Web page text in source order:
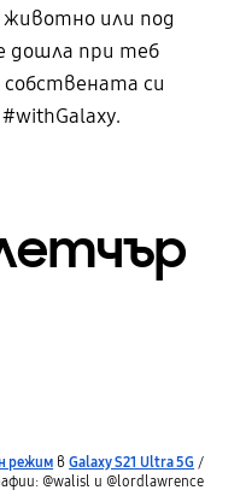
или под
дошла при теб
си
режим вGalaxy S21 Ultra 5G /
@walisl и @lordlawrence